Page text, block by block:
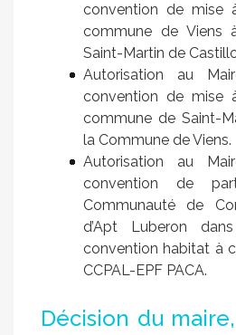
convention de mise
commune de Viens
Saint-Martin de
Autorisation au
convention de mise
commune de Saint-
la Commune de Viens.
Autorisation au
convention de
Communauté de
d’Apt Luberon
convention habitat à
CCPAL-EPF PACA.
Décision du